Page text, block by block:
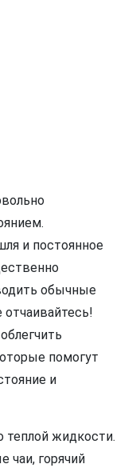
и постоянное
обычные
помогут
и
теплой жидкости.
чаи, горячий